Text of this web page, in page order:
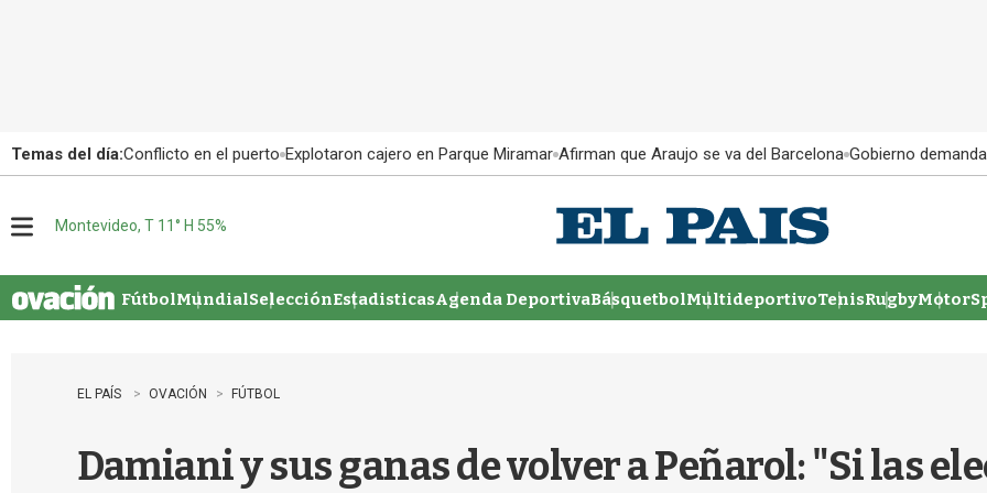
Temas del día:Conflicto en el puerto Explotaron cajero en Parque Miramar Afirman que Araujo se va del Barcelona Gobierno
u
Montevideo, T 11° H 55%
FútbolMundialSelecciónEstadisticasAgenda DeportivaBásquetbolMultideportivoTenisRugby
EL PAÍS OVACIÓN FÚTBOL
Damiani y sus ganas de volver a Peñarol: "Si las